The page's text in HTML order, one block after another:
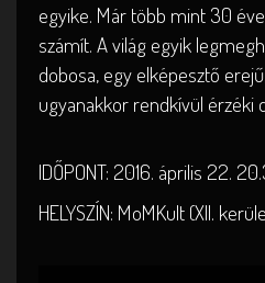
egyike. Már több mint 30
számít. A világ egyik
dobosa, egy elképesztő
ugyanakkor rendkívül érzéki
IDŐPONT: 2016. április 22.
HELYSZÍN: MoMKult (XII.